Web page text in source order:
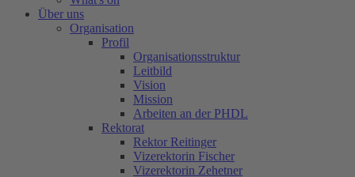
Über uns
Organisation
Profil
Organisationsstruktur
Leitbild
Vision
Mission
Arbeiten an der PHDL
Rektorat
Rektor Reitinger
Vizerektorin Fischer
Vizerektorin Zehetner